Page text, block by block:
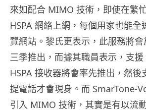
來如配合 MIMO 技術，即使在繁
HSPA 網絡上網，每個用家也能全
覽網站。黎氏更表示，此服務將
三季推出，而據其職員表示，支
HSPA 接收器將會率先推出，然後
提電話才會現身。而 SmarTone-
引入 MIMO 技術，其實是有以流